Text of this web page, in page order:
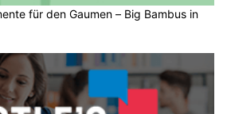
für den Gaumen – Big Bambus in